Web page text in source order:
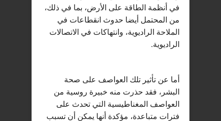
في أنظمة الطاقة على الأرض، بما في ذلك،
من المحتمل أيضا حدوث انقطاعات في
الملاحة الراديوية، وانتهاكات في الاتصالات
الراديوية.
أما عن تأثير تلك العواصف على صحة
البشر، فقد حذرت منه خبيرة روسية من
العواصف المغناطيسية التي تحدث على
فترات متباعدة، مؤكدة أنها يمكن أن تسبب